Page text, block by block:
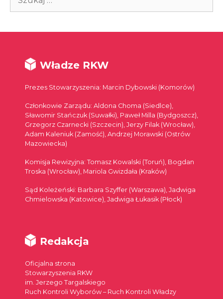
Władze RKW
Prezes Stowarzyszenia: Marcin Dybowski (Komorów)
Członkowie Zarządu: Aldona Choma (Siedlce),
Sławomir Stańczuk (Suwałki), Paweł Milla (Bydgoszcz),
Grzegorz Czarnecki (Szczecin), Jerzy Filak (Wrocław),
Adam Kaleniuk (Zamość), Andrzej Morawski (Ostrów
Mazowiecka)
Komisja Rewizyjna: Tomasz Kowalski (Toruń), Bogdan
Troska (Wrocław), Mariola Gwizdała (Kraków)
Sąd Koleżeński: Barbara Szyffer (Warszawa), Jadwiga
Chmielowska (Katowice), Jadwiga Łukasik (Płock)
Redakcja
Oficjalna strona
Stowarzyszenia RKW
im. Jerzego Targalskiego
Ruch Kontroli Wyborów – Ruch Kontroli Władzy